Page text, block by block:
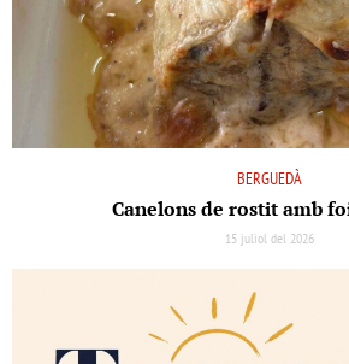
BERGUEDÀ
Canelons de rostit amb
15 juliol del 2026